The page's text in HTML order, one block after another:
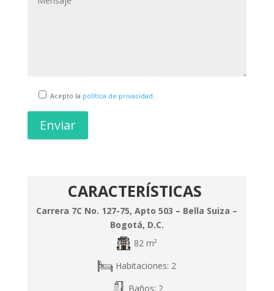
Acepto la política de privacidad
Enviar
CARACTERÍSTICAS
Carrera 7C No. 127-75, Apto 503 – Bella Suiza –
Bogotá, D.C.
82 m²
Habitaciones: 2
Baños: 2